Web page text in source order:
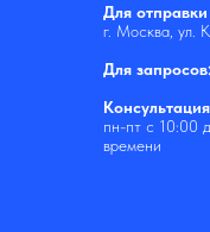
Для
г. Москва, ул.
Для запросов:
пн-пт с 10:00
времени